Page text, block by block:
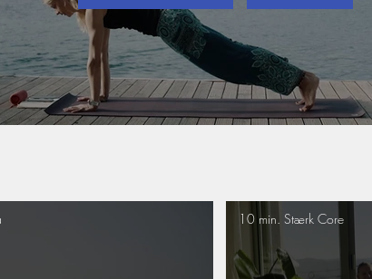
10 min. Stærk Core